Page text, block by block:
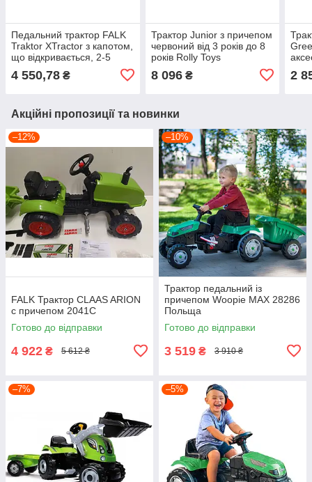
Педальний трактор FALK
Traktor XTractor з капотом,
що відкривається, 2-5
4 550,78 ₴
Трактор Junior з причепом
червоний від 3 років до 8
років Rolly Toys
8 096₴ 2
Акційні пропозиції та новинки
–12%
FALK Трактор CLAAS ARION
c причепом 2041C
Готово до відправки
4 922 ₴ 5 612 ₴
–10%
Трактор педальний із
причепом Woopie MAX 28286
Польща
Готово до відправки
3 519 ₴ 3 910 ₴
–7% –5%